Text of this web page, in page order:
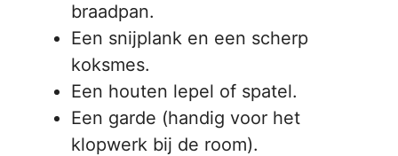
braadpan.
Een snijplank en een scherp
koksmes.
Een houten lepel of spatel.
Een garde (handig voor het
klopwerk bij de room).